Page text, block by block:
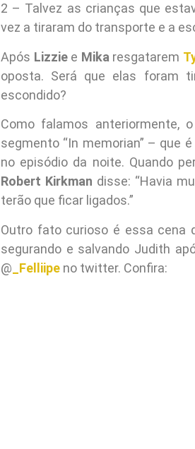
2 – Talvez as crianças que
vez a tiraram do transporte e a
Após Lizziee Mika resgatarem
oposta. Será que elas foram
escondido?
Como falamos anteriormente,
segmento “In memorian” – que
no episódio da noite. Quando
Robert Kirkman disse: “Havia
terão que ficar ligados.”
Outro fato curioso é essa cena
segurando e salvando Judith
@ _Felliipe no twitter. Confira: